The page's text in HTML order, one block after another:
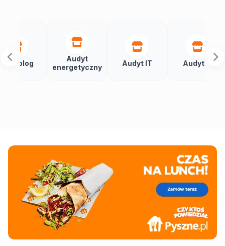
energetyczny
Audyt IT Audytor